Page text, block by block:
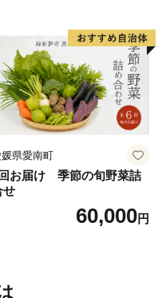
県愛南町
お届け 季節の旬野菜詰
せ
60,000円